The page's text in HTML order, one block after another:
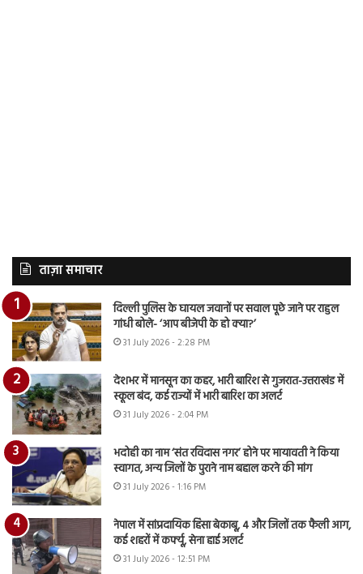
ताज़ा समाचार
दिल्ली पुलिस के घायल जवानों पर सवाल पूछे जाने पर राहुल
गांधी बोले- ‘आप बीजेपी के हो क्या?’
31 July 2026 - 2:28 PM
देशभर में मानसून का कहर, भारी बारिश से गुजरात-उत्तराखंड में
स्कूल बंद, कई राज्यों में भारी बारिश का अलर्ट
31 July 2026 - 2:04 PM
भदोही का नाम ‘संत रविदास नगर’ होने पर मायावती ने किया
स्वागत, अन्य जिलों के पुराने नाम बहाल करने की मांग
31 July 2026 - 1:16 PM
नेपाल में सांप्रदायिक हिंसा बेकाबू, 4 और जिलों तक फैली आग,
कई शहरों में कर्फ्यू, सेना हाई अलर्ट
31 July 2026 - 12:51 PM